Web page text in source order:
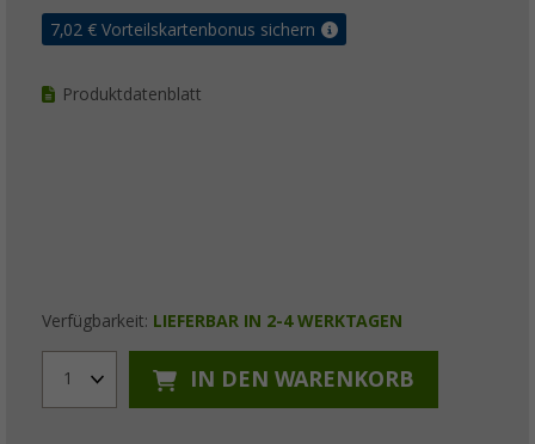
7,02 € Vorteilskartenbonus sichern
Produktdatenblatt
Verfügbarkeit: LIEFERBAR IN 2-4 WERKTAGEN
1 IN DEN WARENKORB